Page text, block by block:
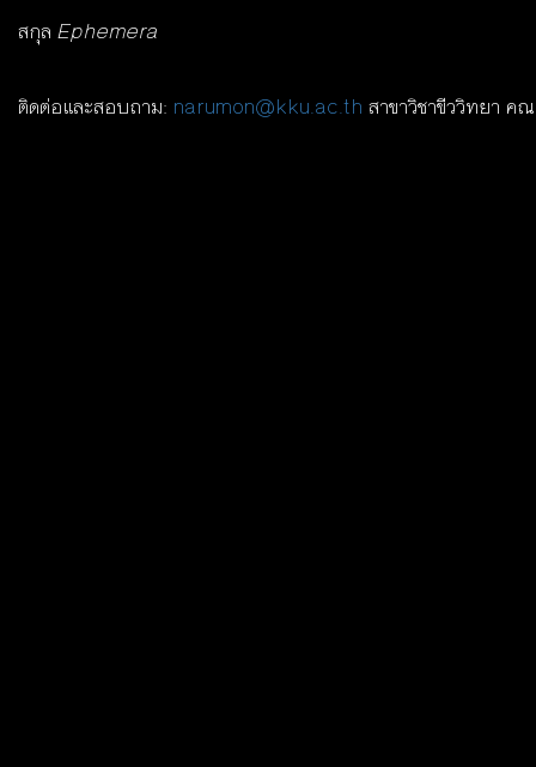
สกุล Ephemera
ติดต่อและสอบถาม: narumon@kku.ac.th สาขาวิชาขีววิทยา